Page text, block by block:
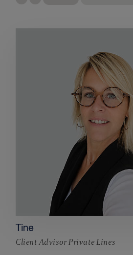
Tine
Client Advisor Private Lines